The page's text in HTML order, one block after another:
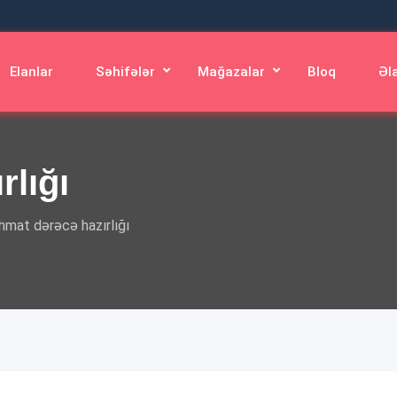
Elanlar Səhifələr Mağazalar Bloq
dərəcə hazırlığı